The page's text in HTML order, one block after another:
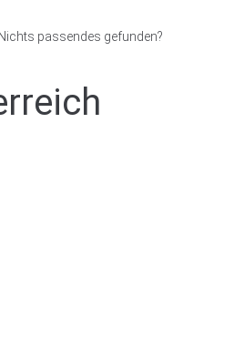
Nichts passendes gefunden?